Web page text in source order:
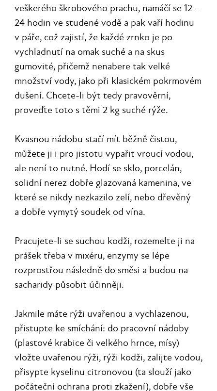
veškerého škrobového prachu, namáčí se 12 –
24 hodin ve studené vodě a pak vaří hodinu
v páře, což zajistí, že každé zrnko je po
vychladnutí na omak suché a na skus
gumovité, přičemž nenabere tak velké
množství vody, jako při klasickém pokrmovém
dušení. Chcete-li být tedy pravověrní,
proveďte toto s těmi 2 kg suché rýže.
Kvasnou nádobu stačí mít běžně čistou,
můžete ji i pro jistotu vypařit vroucí vodou,
ale není to nutné. Hodí se sklo, porcelán,
solidní nerez dobře glazovaná kamenina, ve
které se nikdy nezkazilo zelí, nebo dřevěný
a dobře vymytý soudek od vína.
Pracujete-li se suchou kodži, rozemelte ji na
prášek třeba v mixéru, enzymy se lépe
rozprostřou následně do směsi a budou na
sacharidy působit účinněji.
Jakmile máte rýži uvařenou a vychlazenou,
přistupte ke smíchání: do pracovní nádoby
(plastové krabice či velkého hrnce, mísy)
vložte uvařenou rýži, rýži kodži, zalijte vodou,
přisypte kyselinu citronovou (ta slouží jako
počáteční ochrana proti zkažení), dobře vše